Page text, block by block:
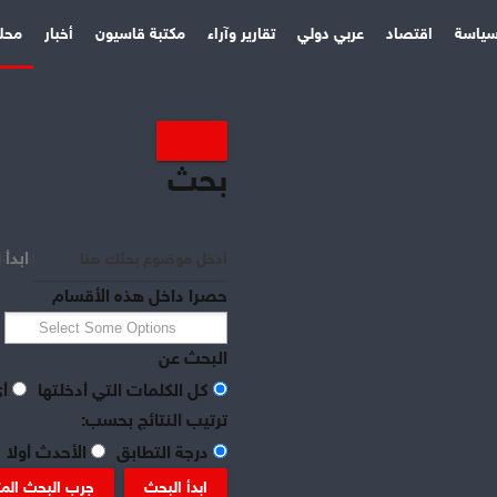
اقتصاد عربي دولي تقارير وآراء مكتبة قاسيون أخبار
بحث
حصرا داخل هذه الأقسام
البحث عن
كل الكلمات التي أدخلتها
ترتيب النتائج بحسب:
درجة التطابق
الأحدث أولا
ابدأ البحث جرب البحث